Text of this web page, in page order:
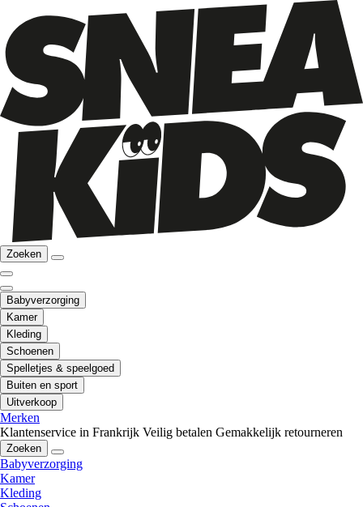
Zoeken
Babyverzorging
Kamer
Kleding
Schoenen
Spelletjes & speelgoed
Buiten en sport
Uitverkoop
Merken
Klantenservice in Frankrijk Veilig betalen Gemakkelijk retourneren
Zoeken
Babyverzorging
Kamer
Kleding